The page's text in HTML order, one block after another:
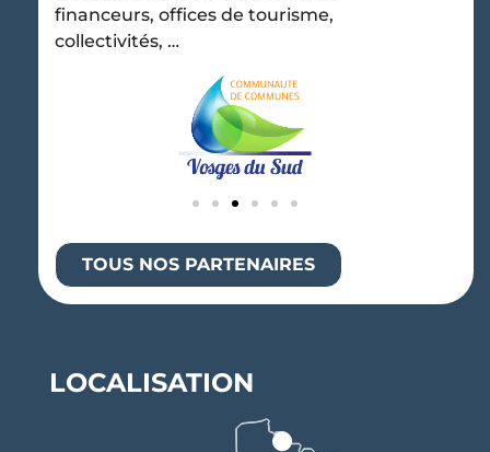
financeurs, offices de tourisme,
collectivités, …
TOUS NOS PARTENAIRES
LOCALISATION